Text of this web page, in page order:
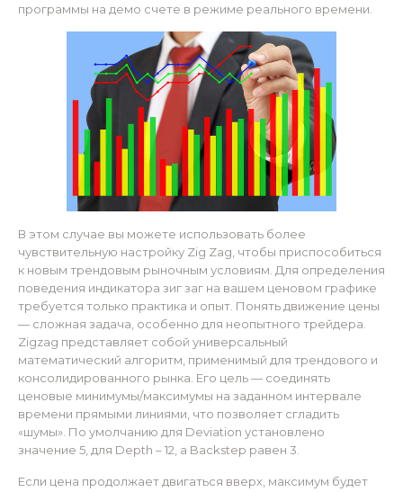
программы на демо счете в режиме реального времени.
В этом случае вы можете использовать более
чувствительную настройку Zig Zag, чтобы приспособиться
к новым трендовым рыночным условиям. Для определения
поведения индикатора зиг заг на вашем ценовом графике
требуется только практика и опыт. Понять движение цены
— сложная задача, особенно для неопытного трейдера.
Zigzag представляет собой универсальный
математический алгоритм, применимый для трендового и
консолидированного рынка. Его цель — соединять
ценовые минимумы/максимумы на заданном интервале
времени прямыми линиями, что позволяет сгладить
«шумы». По умолчанию для Deviation установлено
значение 5, для Depth – 12, а Backstep равен 3.
Если цена продолжает двигаться вверх, максимум будет